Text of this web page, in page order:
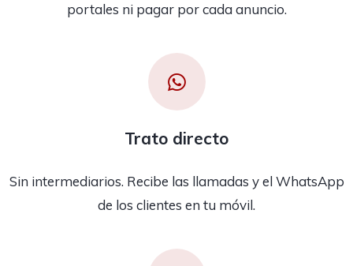
portales ni pagar por cada anuncio.
Trato directo
Sin intermediarios. Recibe las llamadas y el WhatsApp
de los clientes en tu móvil.